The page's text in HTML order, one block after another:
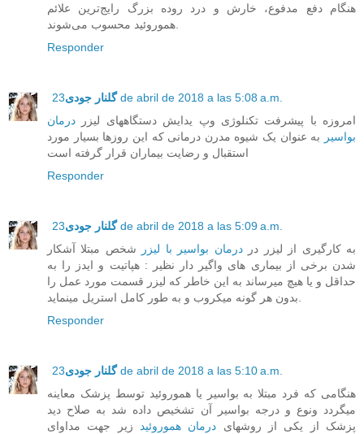
هنگام دفع مدفوع، خارش و درد روده بزرگ رایج‌ترین علائم
Responder
گلنار جودی23 de abril de 2018 a las 5:08 a.m.
امروزه با پیشرفت تکنلوژی وپ یدایش دستگاههای لیزر درمان
بواسیر
به عنوان یک شیوه مدرن درمانی که این روزها بسیار مورد
استقبال و رضایت بیماران قرار گرفته است
Responder
گلنار جودی23 de abril de 2018 a las 5:09 a.m.
به کارگیری از لیزر دردرمان بواسیر با لیزر
شخص مبتلا آشکار
شدن برخی از بیماری های واگیر دار نظیر : هپاتیت و ایدز را به
حداقل و یا هیچ میرساند به این خاطر که لیزر قسمت مورد عمل را
Responder
گلنار جودی23 de abril de 2018 a las 5:10 a.m.
هنگامی که فرد مبتلا به بواسیر یا هموروئید توسط پزشک معاینه
میگردد ونوع و درجه بواسیر آن تشخیص داده شد به صلاح دید
پزشک از یکی از روشهای درمان هموروئید
زیر جهت مداوای